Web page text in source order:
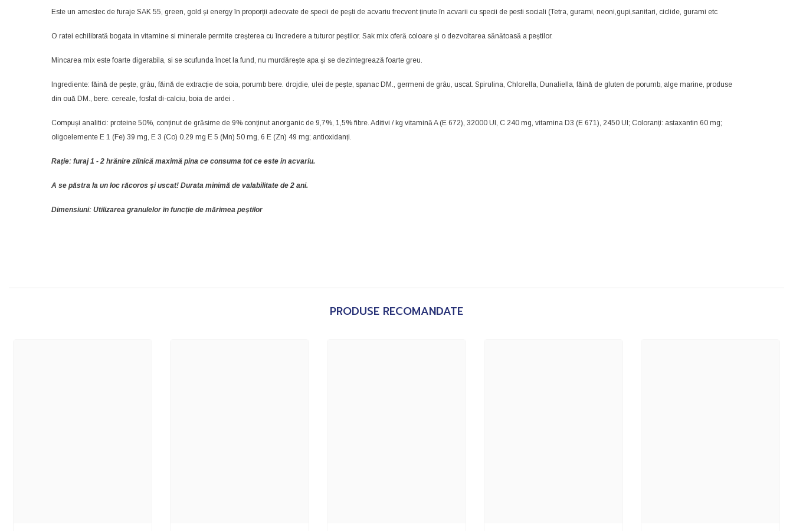
Este un amestec de furaje SAK 55, green, gold și energy în proporții adecvate de specii de pești de acvariu frecvent ținute în acvarii cu specii de pesti sociali (Tetra, gurami, neoni,gupi,sanitari, ciclide, gurami etc
O ratei echilibrată bogata in vitamine si minerale permite creșterea cu încredere a tuturor peștilor. Sak mix oferă coloare și o dezvoltarea sănătoasă a peștilor.
Mincarea mix este foarte digerabila, si se scufunda încet la fund, nu murdărește apa și se dezintegrează foarte greu.
Ingrediente: făină de pește, grâu, făină de extracție de soia, porumb bere. drojdie, ulei de pește, spanac DM., germeni de grâu, uscat. Spirulina, Chlorella, Dunaliella, făină de gluten de porumb, alge marine, produse
din ouă DM., bere. cereale, fosfat di-calciu, boia de ardei .
Compuși analitici: proteine ​​50%, conținut de grăsime de 9% conținut anorganic de 9,7%, 1,5% fibre. Aditivi / kg vitamină A (E 672), 32000 UI, C 240 mg, vitamina D3 (E 671), 2450 UI; Coloranți: astaxantin 60 mg;
oligoelemente E 1 (Fe) 39 mg, E 3 (Co) 0.29 mg E 5 (Mn) 50 mg, 6 E (Zn) 49 mg; antioxidanți.
Rație: furaj 1 - 2 hrănire zilnică maximă pina ce consuma tot ce este in acvariu.
A se păstra la un loc răcoros și uscat! Durata minimă de valabilitate de 2 ani.
Dimensiuni: Utilizarea granulelor în funcție de mărimea peștilor
PRODUSE RECOMANDATE